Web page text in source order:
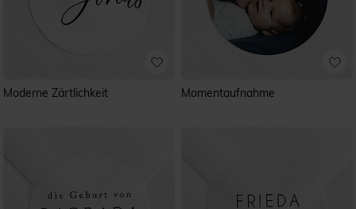
Moderne Zärtlichkeit Momentaufnahme